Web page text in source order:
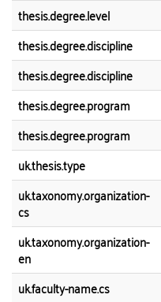
thesis.degree.level
thesis.degree.discipline
thesis.degree.discipline
thesis.degree.program
thesis.degree.program
uk.thesis.type
uk.taxonomy.organization-
cs
uk.taxonomy.organization-
en
uk.faculty-name.cs